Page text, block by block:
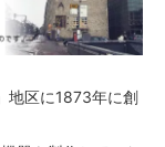
地区に1873年に創